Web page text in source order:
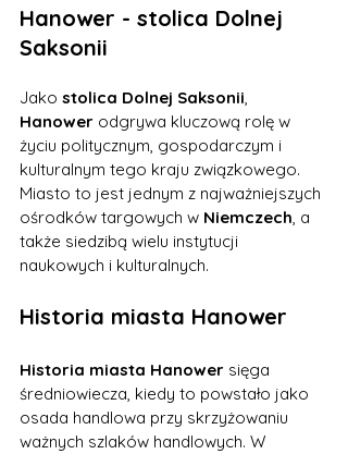
Hanower - stolica Dolnej
Saksonii
Jako stolica Dolnej Saksonii,
Hanower odgrywa kluczową rolę w
życiu politycznym, gospodarczym i
kulturalnym tego kraju związkowego.
Miasto to jest jednym z najważniejszych
ośrodków targowych w Niemczech, a
także siedzibą wielu instytucji
naukowych i kulturalnych.
Historia miasta Hanower
Historia miasta Hanower sięga
średniowiecza, kiedy to powstało jako
osada handlowa przy skrzyżowaniu
ważnych szlaków handlowych. W